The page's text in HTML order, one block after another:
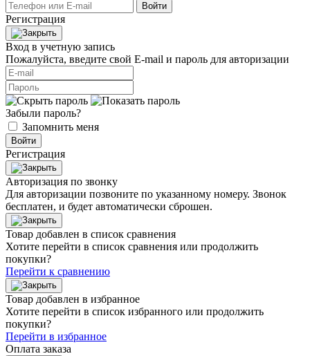
Войти
Регистрация
Вход в учетную запись
Пожалуйста, введите свой E‑mail и пароль для авторизации
Забыли пароль?
Запомнить меня
Войти
Регистрация
Авторизация по звонку
Для авторизации позвоните по указанному номеру. Звонок
бесплатен, и будет автоматически сброшен.
Товар добавлен в список сравнения
Хотите перейти в список сравнения или продолжить
покупки?
Перейти к сравнению
Товар добавлен в избранное
Хотите перейти в список избранного или продолжить
покупки?
Перейти в избранное
Оплата заказа